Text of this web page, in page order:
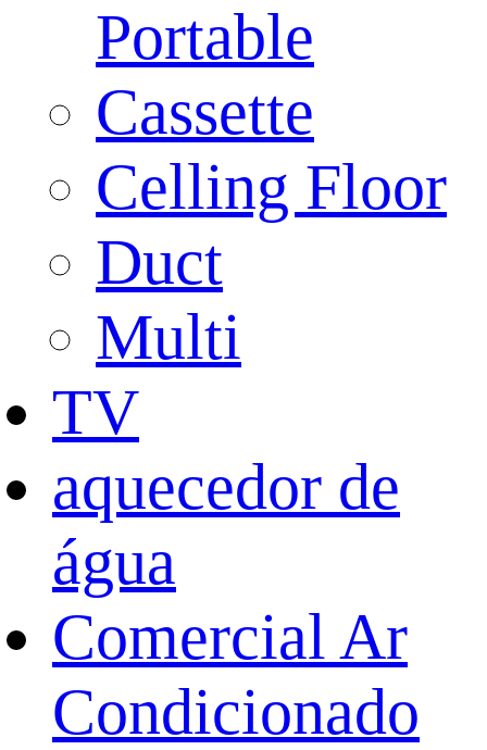
Portable
Cassette
Celling Floor
Duct
Multi
TV
aquecedor de
água
Comercial Ar
Condicionado